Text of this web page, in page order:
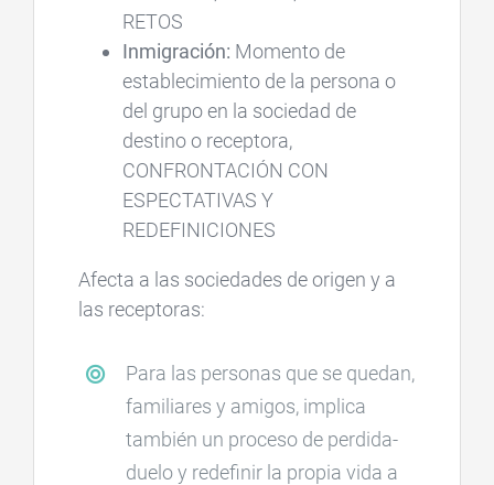
RETOS
Inmigración: Momento de
establecimiento de la persona o
del grupo en la sociedad de
destino o receptora,
CONFRONTACIÓN CON
ESPECTATIVAS Y
REDEFINICIONES
Afecta a las sociedades de origen y a
las receptoras:
Para las personas que se quedan,
familiares y amigos, implica
también un proceso de perdida-
duelo y redefinir la propia vida a